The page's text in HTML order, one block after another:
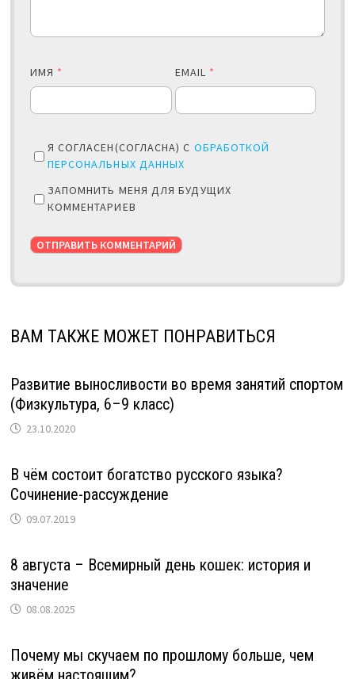
ИМЯ * EMAIL *
Я СОГЛАСЕН(СОГЛАСНА) С ОБРАБОТКОЙ
ПЕРСОНАЛЬНЫХ ДАННЫХ
ЗАПОМНИТЬ МЕНЯ ДЛЯ БУДУЩИХ
КОММЕНТАРИЕВ
ВАМ ТАКЖЕ МОЖЕТ ПОНРАВИТЬСЯ
Развитие выносливости во время занятий спортом
(Физкультура, 6–9 класс)
23.10.2020
В чём состоит богатство русского языка?
Сочинение-рассуждение
09.07.2019
8 августа – Всемирный день кошек: история и
значение
08.08.2025
Почему мы скучаем по прошлому больше, чем